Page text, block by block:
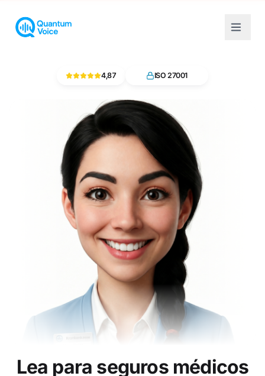
4,87 ISO 27001
Lea para seguros médicos